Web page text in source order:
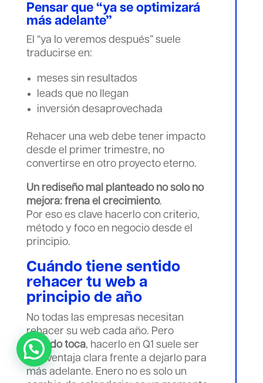
Pensar que “ya se optimizará
más adelante”
El “ya lo veremos después” suele
traducirse en:
meses sin resultados
leads que no llegan
inversión desaprovechada
Rehacer una web debe tener impacto
desde el primer trimestre, no
convertirse en otro proyecto eterno.
Un rediseño mal planteado no solo no
mejora: frena el crecimiento.
Por eso es clave hacerlo con criterio,
método y foco en negocio desde el
principio.
Cuándo tiene sentido
rehacer tu web a
principio de año
No todas las empresas necesitan
rehacer su web cada año. Pero
cuando toca, hacerlo en Q1 suele ser
una ventaja clara frente a dejarlo para
más adelante. Enero no es solo un